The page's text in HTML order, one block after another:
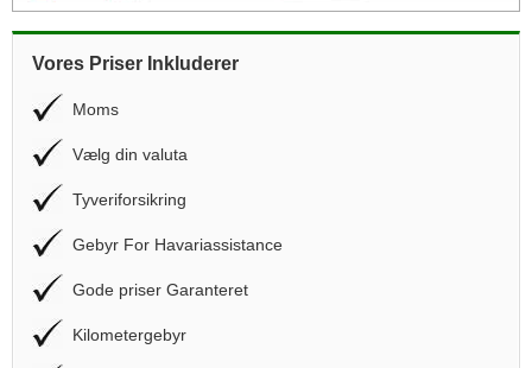
Vores Priser Inkluderer
Moms
Vælg din valuta
Tyveriforsikring
Gebyr For Havariassistance
Gode priser Garanteret
Kilometergebyr